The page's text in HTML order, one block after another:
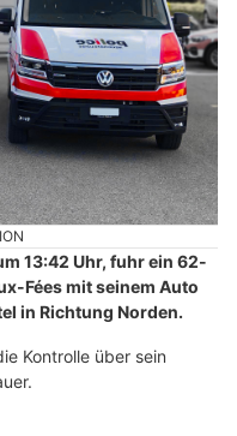
13:42 Uhr, fuhr ein 62-
Fées mit seinem Auto
in Richtung Norden.
Kontrolle über sein